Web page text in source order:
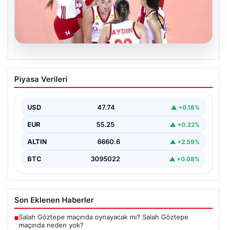
07.08.2026
Filenin Sultanları, Fransa’yı Yenilmez
Serisini Sürdürüyor
öncesinde yaptığı hazırlık maçlarında gösterdiği üstün
performansla…
Piyasa Verileri
USD 47.74 ▲ +0.18%
EUR 55.25 ▲ +0.32%
ALTIN 6660.6 ▲ +2.59%
BTC 3095022 ▲ +0.08%
Son Eklenen Haberler
■Salah Göztepe maçında oynayacak mı? Salah Göztepe
maçında neden yok?